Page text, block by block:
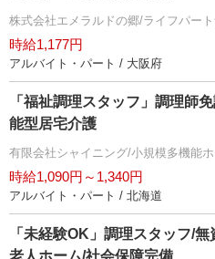
株式会社エメラルドの郷/ライフパー
時給1,177円
アルバイト・パート / 大阪府
「福祉調理スタッフ」調理師
能型居宅介護
有限会社シャイニング/小規模多機能
時給1,090円～1,340円
アルバイト・パート / 北海道
「未経験OK」調理スタッフ/
老人ホーム/社会保障完備